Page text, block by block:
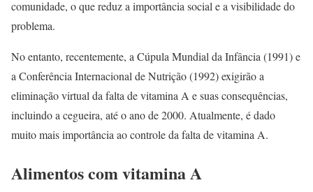
comunidade, o que reduz a importância social e a visibilidade do
problema.
No entanto, recentemente, a Cúpula Mundial da Infância (1991) e
a Conferência Internacional de Nutrição (1992) exigirão a
eliminação virtual da falta de vitamina A e suas consequências,
incluindo a cegueira, até o ano de 2000. Atualmente, é dado
muito mais importância ao controle da falta de vitamina A.
Alimentos com vitamina A